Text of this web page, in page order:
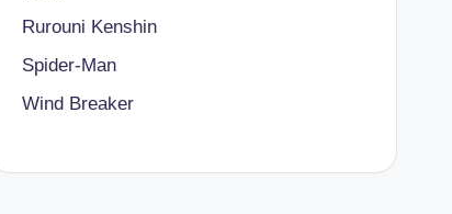
Rurouni Kenshin
Spider-Man
Wind Breaker